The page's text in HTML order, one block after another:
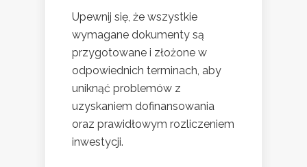
Upewnij się, że wszystkie
wymagane dokumenty są
przygotowane i złożone w
odpowiednich terminach, aby
uniknąć problemów z
uzyskaniem dofinansowania
oraz prawidłowym rozliczeniem
inwestycji.